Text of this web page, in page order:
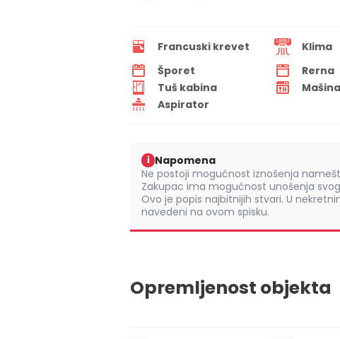
Francuski krevet Klima
Šporet
Rerna
Tuš kabina
Aspirator
i Napomena
Ne postoji mogućnost iznošenja
Zakupac ima mogućnost unošenja
Ovo je popis najbitnijih stvari. U
navedeni na ovom spisku.
Opremljenost objekta